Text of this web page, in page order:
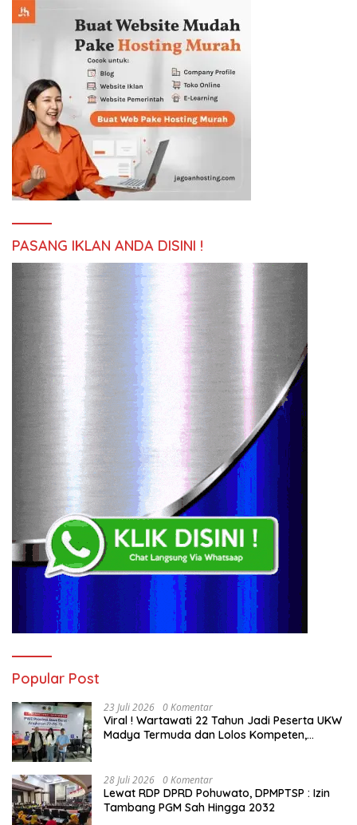
PASANG IKLAN ANDA DISINI !
Popular Post
23 Juli 2026 0 Komentar
Viral ! Wartawati 22 Tahun Jadi Peserta UKW
Madya Termuda dan Lolos Kompeten,
28 Juli 2026 0 Komentar
Lewat RDP DPRD Pohuwato, DPMPTSP : Izin
Tambang PGM Sah Hingga 2032